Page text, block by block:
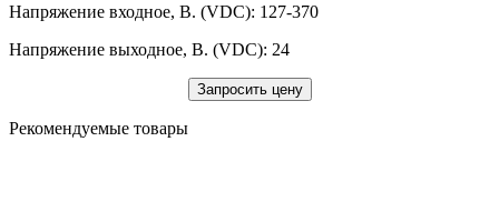
Напряжение входное, В. (VDC): 127-370
Напряжение выходное, В. (VDC): 24
Запросить цену
Рекомендуемые товары